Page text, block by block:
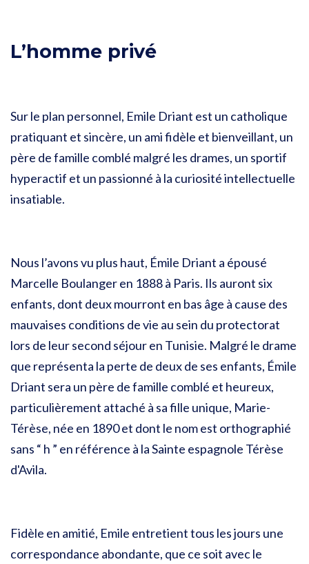
L’homme privé
Sur le plan personnel, Emile Driant est un catholique
pratiquant et sincère, un ami fidèle et bienveillant, un
père de famille comblé malgré les drames, un sportif
hyperactif et un passionné à la curiosité intellectuelle
insatiable.
Nous l’avons vu plus haut, Émile Driant a épousé
Marcelle Boulanger en 1888 à Paris. Ils auront six
enfants, dont deux mourront en bas âge à cause des
mauvaises conditions de vie au sein du protectorat
lors de leur second séjour en Tunisie. Malgré le drame
que représenta la perte de deux de ses enfants, Émile
Driant sera un père de famille comblé et heureux,
particulièrement attaché à sa fille unique, Marie-
Térèse, née en 1890 et dont le nom est orthographié
sans “ h ” en référence à la Sainte espagnole Térèse
d'Avila.
Fidèle en amitié, Emile entretient tous les jours une
correspondance abondante, que ce soit avec le